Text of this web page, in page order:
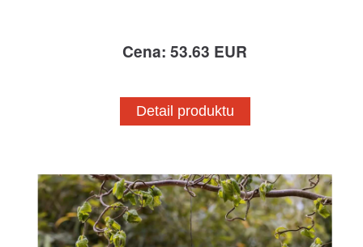
Cena: 53.63 EUR
Detail produktu